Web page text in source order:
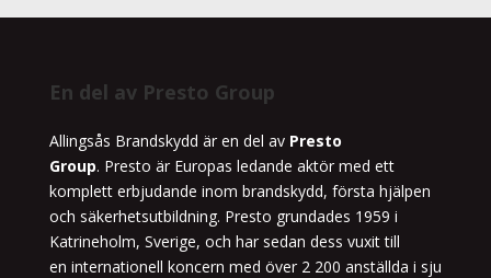
En del av Presto Group
Allingsås Brandskydd är en del av Presto
Group. Presto är Europas ledande aktör med ett
komplett erbjudande inom brandskydd, första hjälpen
och säkerhetsutbildning. Presto grundades 1959 i
Katrineholm, Sverige, och har sedan dess vuxit till
en internationell koncern med över 2 200 anställda i sju